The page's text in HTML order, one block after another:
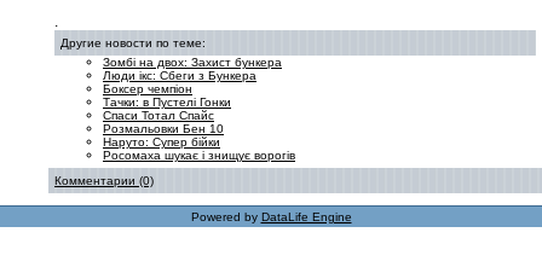
.
Другие новости по теме:
Зомбі на двох: Захист бункера
Люди ікс: Сбеги з Бункера
Боксер чемпіон
Тачки: в Пустелі Гонки
Спаси Тотал Спайс
Розмальовки Бен 10
Наруто: Супер бійки
Росомаха шукає і знищує ворогів
Комментарии (0)
Powered by DataLife Engine